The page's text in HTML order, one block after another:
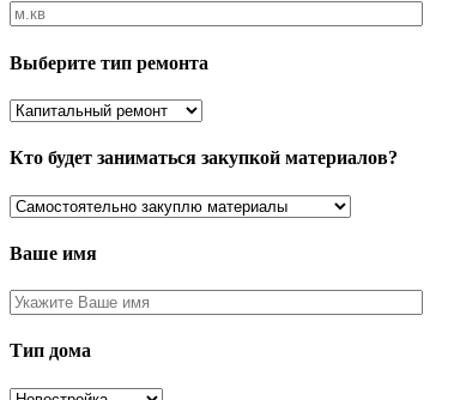
Выберите тип ремонта
Кто будет заниматься закупкой материалов?
Ваше имя
Тип дома